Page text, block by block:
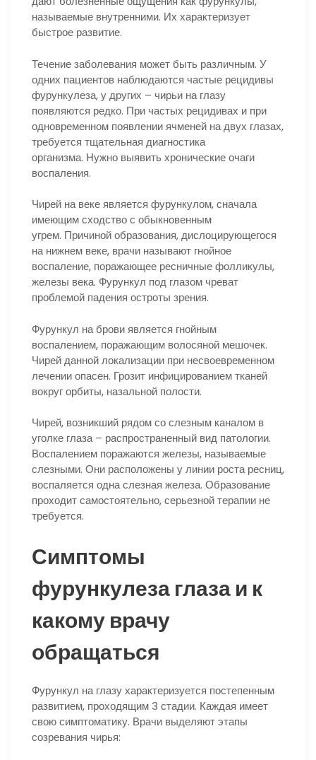
называемые внутренними. Их характеризует
быстрое развитие.
Течение заболевания может быть различным. У
одних пациентов наблюдаются частые рецидивы
фурункулеза, у других – чирьи на глазу
появляются редко. При частых рецидивах и при
одновременном появлении ячменей на двух глазах,
требуется тщательная диагностика
организма. Нужно выявить хронические очаги
воспаления.
Чирей на веке является фурункулом, сначала
имеющим сходство с обыкновенным
угрем. Причиной образования, дислоцирующегося
на нижнем веке, врачи называют гнойное
воспаление, поражающее ресничные фолликулы,
железы века. Фурункул под глазом чреват
проблемой падения остроты зрения.
Фурункул на брови является гнойным
воспалением, поражающим волосяной мешочек.
Чирей данной локализации при несвоевременном
лечении опасен. Грозит инфицированием тканей
вокруг орбиты, назальной полости.
Чирей, возникший рядом со слезным каналом в
уголке глаза – распространенный вид патологии.
Воспалением поражаются железы, называемые
слезными. Они расположены у линии роста ресниц,
воспаляется одна слезная железа. Образование
проходит самостоятельно, серьезной терапии не
требуется.
Симптомы
фурункулеза глаза и к
какому врачу
обращаться
Фурункул на глазу характеризуется постепенным
развитием, проходящим 3 стадии. Каждая имеет
свою симптоматику. Врачи выделяют этапы
созревания чирья: